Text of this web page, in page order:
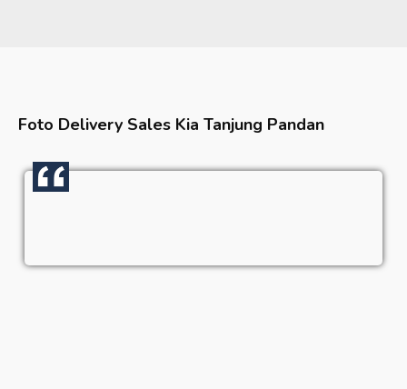
Foto Delivery Sales Kia Tanjung Pandan